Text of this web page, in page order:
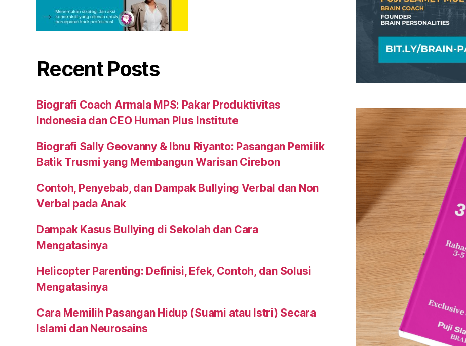
Recent Posts
Biografi Coach Armala MPS: Pakar Produktivitas
Indonesia dan CEO Human Plus Institute
Biografi Sally Geovanny & Ibnu Riyanto: Pasangan Pemilik
Batik Trusmi yang Membangun Warisan Cirebon
Contoh, Penyebab, dan Dampak Bullying Verbal dan Non
Verbal pada Anak
Dampak Kasus Bullying di Sekolah dan Cara
Mengatasinya
Helicopter Parenting: Definisi, Efek, Contoh, dan Solusi
Mengatasinya
Cara Memilih Pasangan Hidup (Suami atau Istri) Secara
Islami dan Neurosains